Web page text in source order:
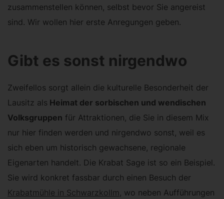
zusammenstellen können, selbst bevor Sie angereist
sind. Wir wollen hier erste Anregungen geben.
Gibt es sonst nirgendwo
Zweifellos sorgt allein die kulturelle Besonderheit der
Lausitz als Heimat der sorbischen und wendischen
Volksgruppen für Attraktionen, die Sie in diesem Mix
nur hier finden werden und nirgendwo sonst, weil es
sich eben um historisch gewachsene, regionale
Eigenarten handelt. Die Krabat Sage ist so ein Beispiel.
Sie wird konkret fassbar durch einen Besuch der
Krabatmühle in Schwarzkollm, wo neben Aufführungen